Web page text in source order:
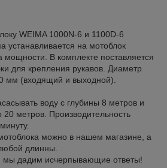
WEIMA 1000N-6 и 1100D-6
устанавливается на мотоблок
мощности. В комплекте поставляется
для крепления рукавов. Диаметр
мм (входящий и выходной).
воду с глубины 8 метров и
метров. Производительность
можно в нашем магазине, а
длинны.
мы дадим исчерпывающие ответы!